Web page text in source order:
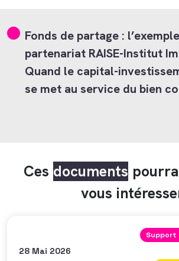
Fonds de partage :
partenariat RAISE-Institut
Quand le capital-
se met au service du bien
Ces documents
vous
28 Mai 2026
Support